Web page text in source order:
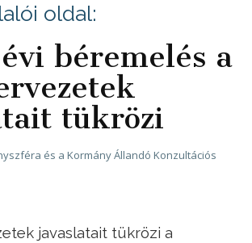
oldal:
béremelés a
tükrözi
és a Kormány Állandó Konzultációs
javaslatait tükrözi a